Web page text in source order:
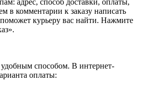
в комментарии к заказу написать
курьеру вас найти. Нажмите
способом. В интернет-
оплаты: